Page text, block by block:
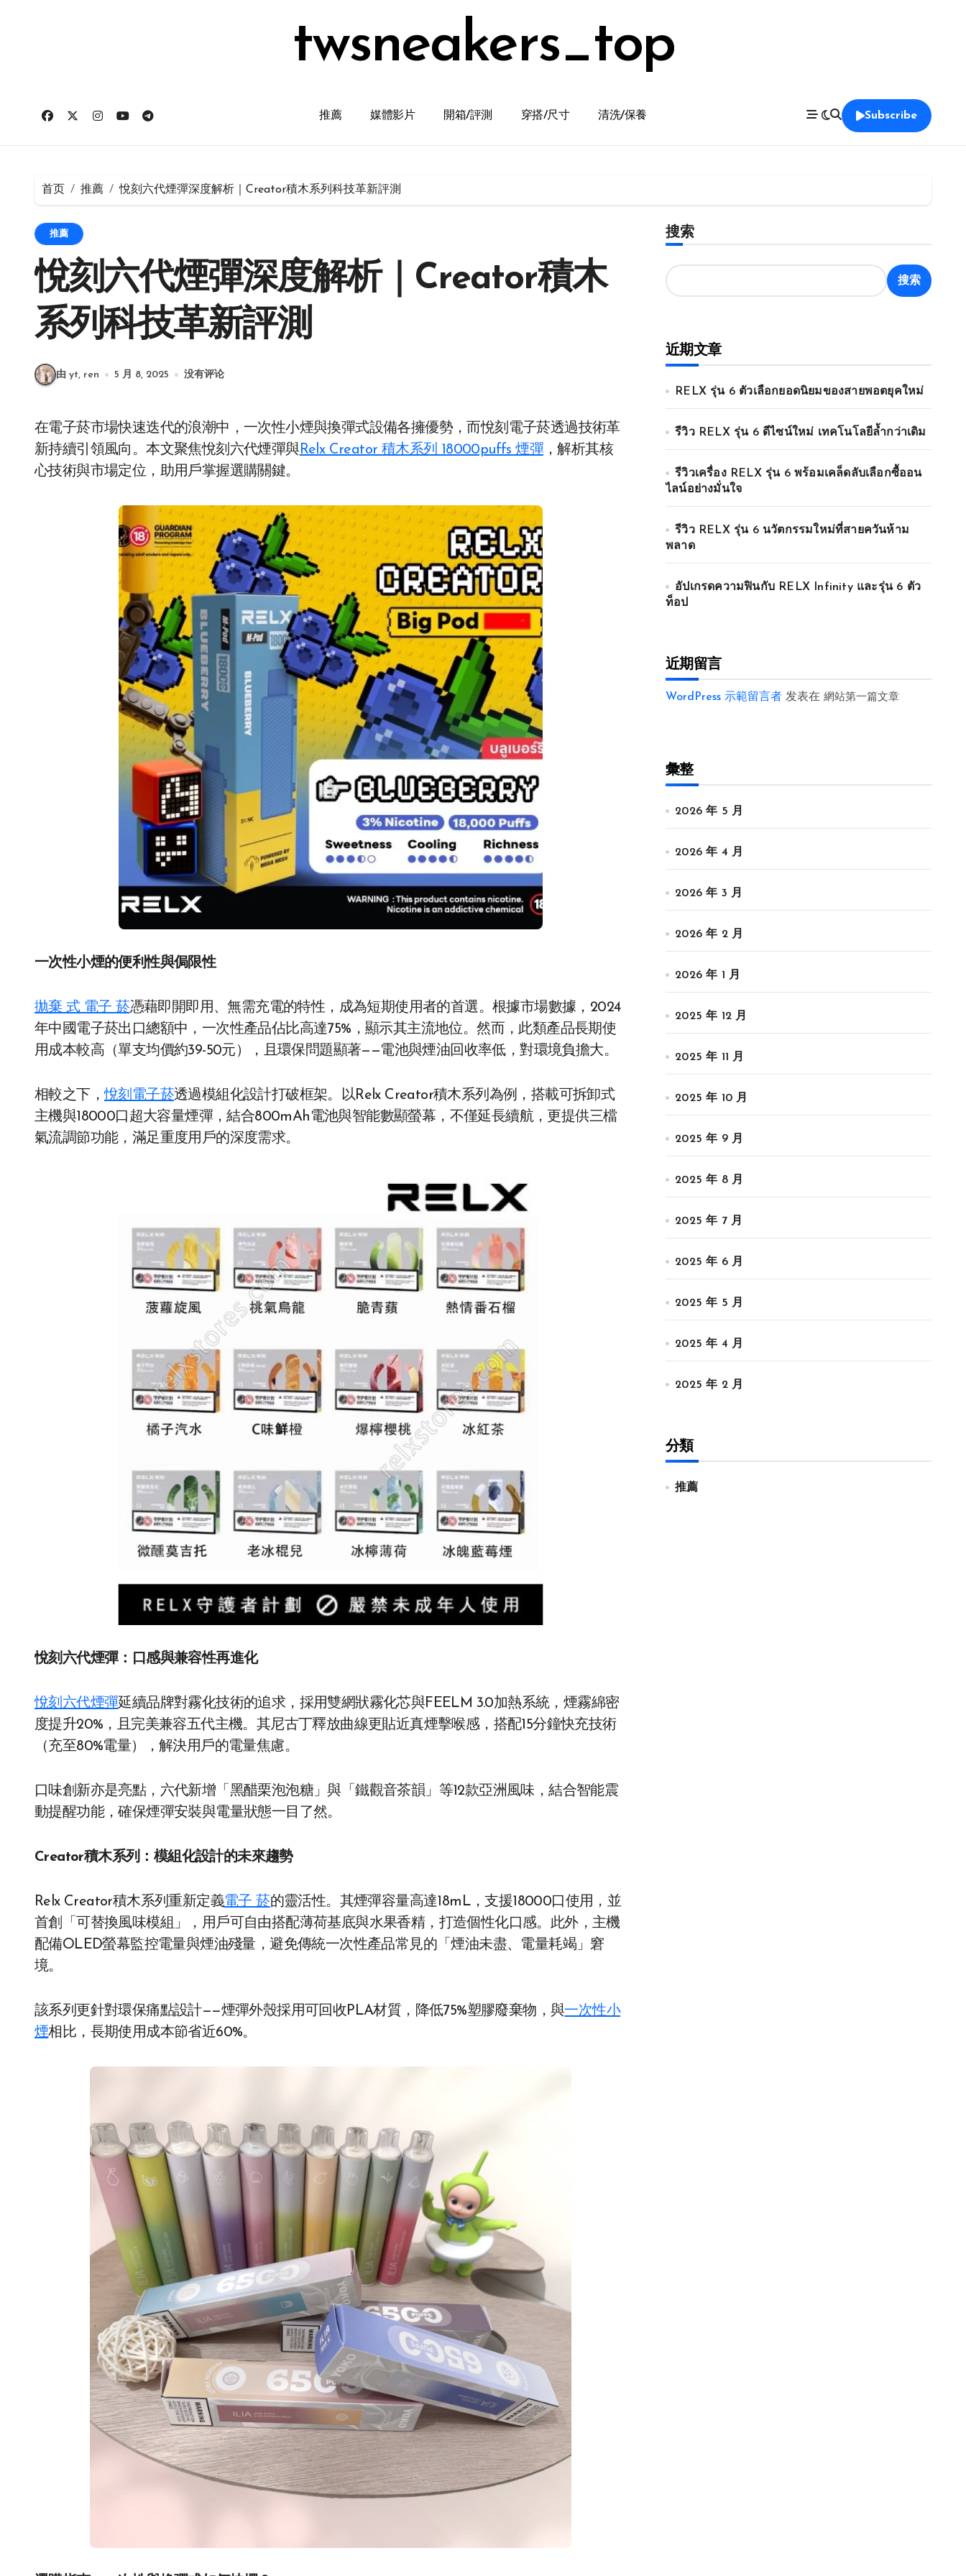
twsneakers_top
推薦 媒體影片 開箱/評測 穿搭/尺寸 清洗/保養 Subscribe
首页 推薦 悅刻六代煙彈深度解析｜Creator積木系列科技革新評測
推薦
悅刻六代煙彈深度解析｜Creator積木
系列科技革新評測
由 yt, ren 5 月 8, 2025 没有评论
在電子菸市場快速迭代的浪潮中，一次性小煙與換彈式設備各擁優勢，而悅刻電子菸透過技術革
新持續引領風向。本文聚焦悅刻六代煙彈與Relx Creator 積木系列 18000puffs 煙彈 ，解析其核
心技術與市場定位，助用戶掌握選購關鍵。
一次性小煙的便利性與侷限性
拋棄 式 電子 菸​憑藉即開即用、無需充電的特性，成為短期使用者的首選。根據市場數據，2024
年中國電子菸出口總額中，一次性產品佔比高達75%，顯示其主流地位。然而，此類產品長期使
用成本較高（單支均價約39-50元），且環保問題顯著——電池與煙油回收率低，對環境負擔大。
相較之下，悅刻電子菸透過模組化設計打破框架。以Relx Creator積木系列為例，搭載可拆卸式
主機與18000口超大容量煙彈，結合800mAh電池與智能數顯螢幕，不僅延長續航，更提供三檔
氣流調節功能，滿足重度用戶的深度需求。
悅刻六代煙彈：口感與兼容性再進化
悅刻六代煙彈延續品牌對霧化技術的追求，採用雙網狀霧化芯與FEELM 3.0加熱系統，煙霧綿密
度提升20%，且完美兼容五代主機。其尼古丁釋放曲線更貼近真煙擊喉感，搭配15分鐘快充技術
（充至80%電量），解決用戶的電量焦慮。
口味創新亦是亮點，六代新增「黑醋栗泡泡糖」與「鐵觀音茶韻」等12款亞洲風味，結合智能震
動提醒功能，確保煙彈安裝與電量狀態一目了然。
Creator積木系列：模組化設計的未來趨勢
Relx Creator積木系列重新定義電子 菸的靈活性。其煙彈容量高達18mL，支援18000口使用，並
首創「可替換風味模組」，用戶可自由搭配薄荷基底與水果香精，打造個性化口感。此外，主機
配備OLED螢幕監控電量與煙油殘量，避免傳統一次性產品常見的「煙油未盡、電量耗竭」窘
境。
該系列更針對環保痛點設計——煙彈外殼採用可回收PLA材質，降低75%塑膠廢棄物，與一次性小
煙相比，長期使用成本節省近60%。
搜索
搜索
近期文章
RELX รุ่น 6 ตัวเลือกยอดนิยมของสายพอตยุคใหม่
รีวิว RELX รุ่น 6 ดีไซน์ใหม่ เทคโนโลยีล้ำกว่าเดิม
รีวิวเครื่อง RELX รุ่น 6 พร้อมเคล็ดลับเลือกซื้ออน
ไลน์อย่างมั่นใจ
รีวิว RELX รุ่น 6 นวัตกรรมใหม่ที่สายควันห้าม
พลาด
อัปเกรดความฟินกับ RELX Infinity และรุ่น 6 ตัว
ท็อป
近期留言
WordPress 示範留言者 发表在 網站第一篇文章
彙整
2026 年 5 月
2026 年 4 月
2026 年 3 月
2026 年 2 月
2026 年 1 月
2025 年 12 月
2025 年 11 月
2025 年 10 月
2025 年 9 月
2025 年 8 月
2025 年 7 月
2025 年 6 月
2025 年 5 月
2025 年 4 月
2025 年 2 月
分類
推薦